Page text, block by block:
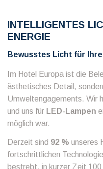
INTELLIGENTES
ENERGIE
Bewusstes Licht für
Im Hotel Europa ist die
ästhetisches Detail,
Umweltengagements. Wir
und uns für LED-Lampen
möglich war.
Derzeit sind 92 % unseres
fortschrittlichen
bestrebt, in kurzer Zeit